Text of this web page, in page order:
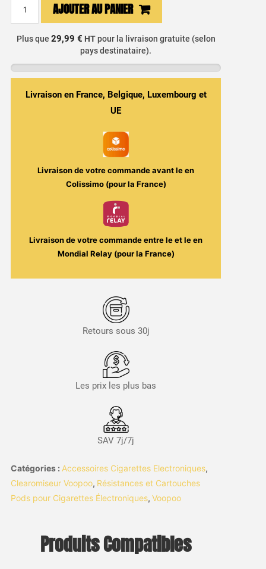
PNP
MTL
AJOUTER AU PANIER
Plus que 29,99 € HTpour la livraison gratuite (selon
pays destinataire).
Livraison en France, Belgique, Luxembourg et
UE
Livraison de votre commande avant leen
Colissimo (pour la France)
Livraison de votre commande entre leet leen
Mondial Relay (pour la France)
Retours sous 30j
Les prix les plus bas
SAV 7j/7j
Catégories : Accessoires Cigarettes Electroniques,
Clearomiseur Voopoo, Résistances et Cartouches
Pods pour Cigarettes Électroniques, Voopoo
Produits Compatibles